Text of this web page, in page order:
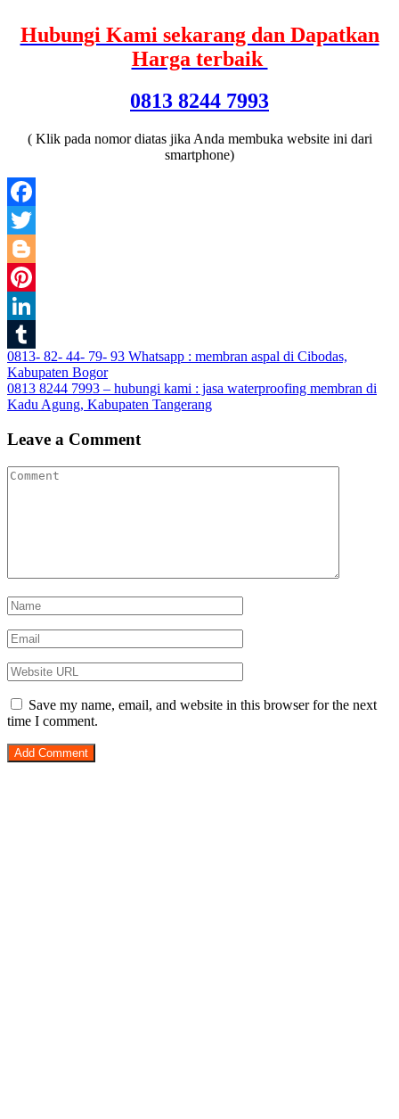
Hubungi Kami sekarang dan Dapatkan
Harga terbaik
0813 8244 7993
( Klik pada nomor diatas jika Anda membuka website ini dari
smartphone)
Facebook
Twitter
Blogger
Pinterest
LinkedIn
Tumblr
Post
navigation
0813- 82- 44- 79- 93 Whatsapp : membran aspal di Cibodas,
Kabupaten Bogor
0813 8244 7993 – hubungi kami : jasa waterproofing membran di
Kadu Agung, Kabupaten Tangerang
Leave a Comment
Save my name, email, and website in this browser for the next
time I comment.